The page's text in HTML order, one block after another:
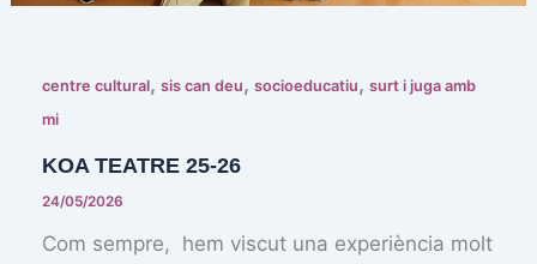
centre cultural, sis can deu, socioeducatiu, surt i juga amb
mi
KOA TEATRE 25-26
24/05/2026
Com sempre, hem viscut una experiència molt